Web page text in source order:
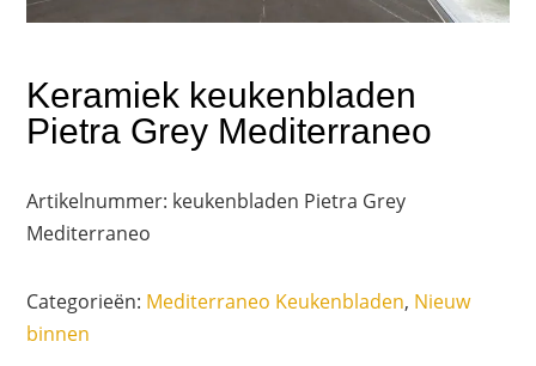
Keramiek keukenbladen
Pietra Grey Mediterraneo
Artikelnummer: keukenbladen Pietra Grey
Mediterraneo
Categorieën: Mediterraneo Keukenbladen, Nieuw
binnen